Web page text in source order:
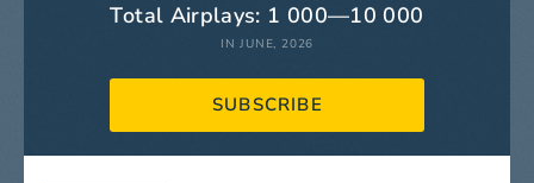
Total Airplays: 1 000—10 000
IN JUNE, 2026
SUBSCRIBE